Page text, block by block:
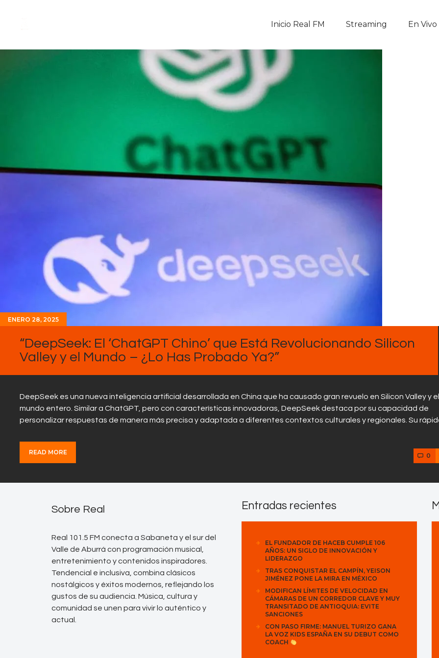
Inicio Real FM Streaming En Vivo
En Vivo
Descarga La APP
Programas
Noticias
Equipo
Sobre Nosotros
ENERO 28, 2025
“DeepSeek: El ‘ChatGPT Chino’ que Está Revolucionando Silicon
Valley y el Mundo – ¿Lo Has Probado Ya?”
DeepSeek es una nueva inteligencia artificial desarrollada en China que ha causado gran revuelo en Silicon Valley y el
mundo entero. Similar a ChatGPT, pero con características innovadoras, DeepSeek destaca por su capacidad de
personalizar respuestas de manera más precisa y adaptada a diferentes contextos culturales y regionales. Su
READ MORE 0
Sobre Real
Real 101.5 FM conecta a Sabaneta y el sur del
Valle de Aburrá con programación musical,
entretenimiento y contenidos inspiradores.
Tendencial e inclusiva, combina clásicos
nostálgicos y éxitos modernos, reflejando los
gustos de su audiencia. Música, cultura y
comunidad se unen para vivir lo auténtico y
actual.
Entradas recientes
EL FUNDADOR DE HACEB CUMPLE 106
AÑOS: UN SIGLO DE INNOVACIÓN Y
LIDERAZGO
TRAS CONQUISTAR EL CAMPÍN, YEISON
JIMÉNEZ PONE LA MIRA EN MÉXICO
MODIFICAN LÍMITES DE VELOCIDAD EN
CÁMARAS DE UN CORREDOR CLAVE Y MUY
TRANSITADO DE ANTIOQUIA: EVITE
SANCIONES
CON PASO FIRME: MANUEL TURIZO GANA
LA VOZ KIDS ESPAÑA EN SU DEBUT COMO
COACH